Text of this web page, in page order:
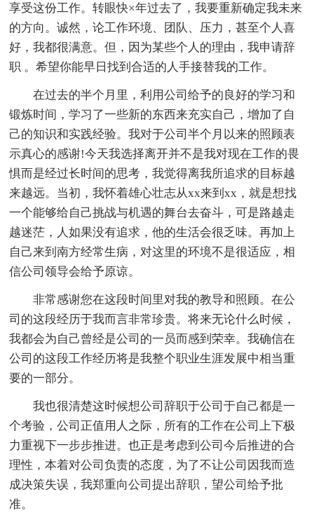
享受这份工作。转眼快×年过去了，我要重新确定我未来
的方向。诚然，论工作环境、团队、压力，甚至个人喜
好，我都很满意。但，因为某些个人的理由，我申请辞
职 。希望你能早日找到合适的人手接替我的工作。
在过去的半个月里，利用公司给予的良好的学习和
锻炼时间，学习了一些新的东西来充实自己，增加了自
己的知识和实践经验。我对于公司半个月以来的照顾表
示真心的感谢!今天我选择离开并不是我对现在工作的畏
惧而是经过长时间的思考，我觉得离我所追求的目标越
来越远。当初，我怀着雄心壮志从xx来到xx，就是想找
一个能够给自己挑战与机遇的舞台去奋斗，可是路越走
越迷茫，人如果没有追求，他的生活会很乏味。再加上
自己来到南方经常生病，对这里的环境不是很适应，相
信公司领导会给予原谅。
非常感谢您在这段时间里对我的教导和照顾。在公
司的这段经历于我而言非常珍贵。将来无论什么时候，
我都会为自己曾经是公司的一员而感到荣幸。我确信在
公司的这段工作经历将是我整个职业生涯发展中相当重
要的一部分。
我也很清楚这时候想公司辞职于公司于自己都是一
个考验，公司正值用人之际，所有的工作在公司上下极
力重视下一步步推进。也正是考虑到公司今后推进的合
理性，本着对公司负责的态度，为了不让公司因我而造
成决策失误，我郑重向公司提出辞职，望公司给予批
准。